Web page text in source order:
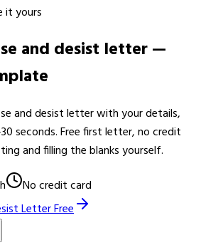
it yours
and desist letter —
and desist letter with your details,
seconds. Free first letter, no credit
and filling the blanks yourself.
No credit card
Letter Free